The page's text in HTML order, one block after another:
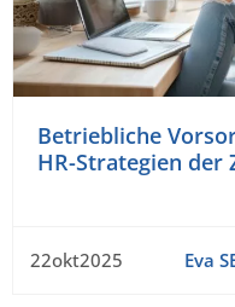
Betriebliche
HR-Strategien der
22okt2025 Eva